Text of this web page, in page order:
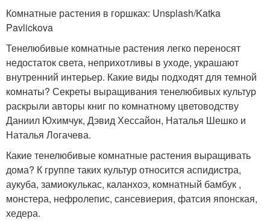
Комнатные растения в горшках: Unsplash/Katka
Pavlickova
Тенелюбивые комнатные растения легко переносят
недостаток света, неприхотливы в уходе, украшают
внутренний интерьер. Какие виды подходят для темной
комнаты? Секреты выращивания тенелюбивых культур
раскрыли авторы книг по комнатному цветоводству
Даниил Юхимчук, Дэвид Хессайон, Наталья Шешко и
Наталья Логачева.
Какие тенелюбивые комнатные растения выращивать
дома? К группе таких культур относится аспидистра,
аукуба, замиокулькас, каланхоэ, комнатный бамбук ,
монстера, нефролепис, сансевиерия, фатсия японская,
хедера.